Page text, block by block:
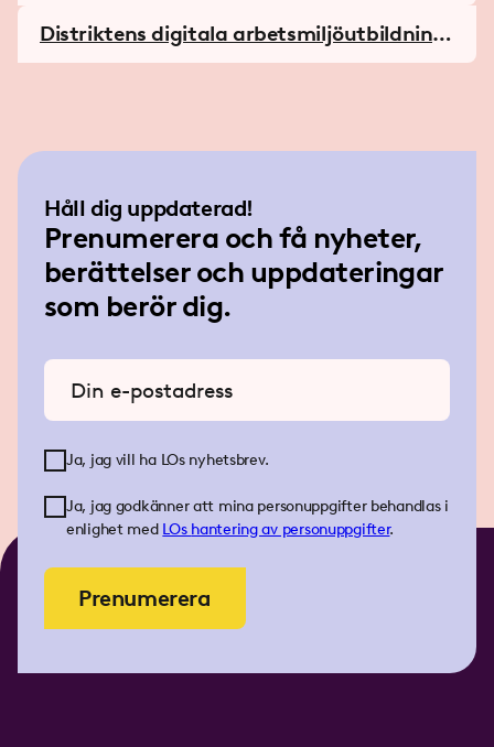
Distriktens digitala arbetsmiljöutbildning
ar
Håll dig uppdaterad!
Prenumerera och få nyheter,
berättelser och uppdateringar
som berör dig.
Ange din e-postadress
Ja, jag vill ha LOs nyhetsbrev.
Ja, jag godkänner att mina personuppgifter behandlas i
enlighet med LOs hantering av personuppgifter.
Prenumerera